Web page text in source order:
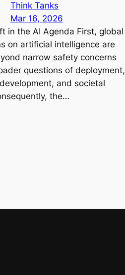
Think Tanks
Mar 16, 2026
in the AI Agenda First, global
on artificial intelligence are
narrow safety concerns
questions of deployment,
and societal
the…